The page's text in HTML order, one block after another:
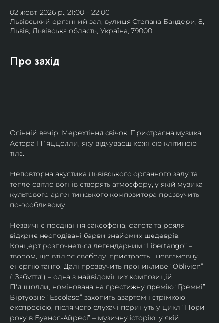
02 жовт. 2026 р., 21:00 – 22:00
Львівський органний зал, вулиця Степана Бандери, 8,
Львів, Львівська область, Україна, 79000
Про захід
Осінній вечір. Мерехтіння свічок. Пристрасна музика
Астора П`яццолли, яку відчуваєш кожною клітиною
тіла.
Неповторна акустика Львівського органного залу та
тепле світло вогнів створять атмосферу, у якій музика
культового аргентинського композитора прозвучить
по-особливому.
Незвичне поєднання саксофона, фагота та рояля
відкриє несподівані барви знайомих шедеврів.
Концерт розпочнеться легендарним “Libertango” –
твором, що втілює свободу, пристрасть і невгамовну
енергію танго. Далі прозвучить проникливе “Oblivion”
(“Забуття”) – одна з найвідоміших композицій
П'яццолли, номінована на престижну премію “Греммі”.
Віртуозне “Escolaso” захопить азартом і стрімкою
експресією, після чого слухачі поринуть у цикл “Пори
року в Буенос-Айресі” – музичну історію, у якій